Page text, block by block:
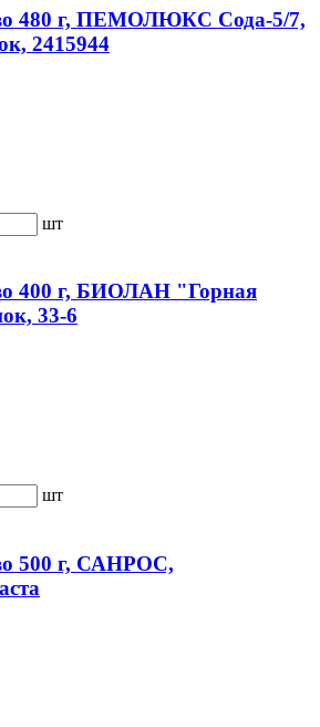
480 г, ПЕМОЛЮКС Сода-5/7,
2415944
шт
400 г, БИОЛАН "Горная
33-6
шт
500 г, САНРОС,